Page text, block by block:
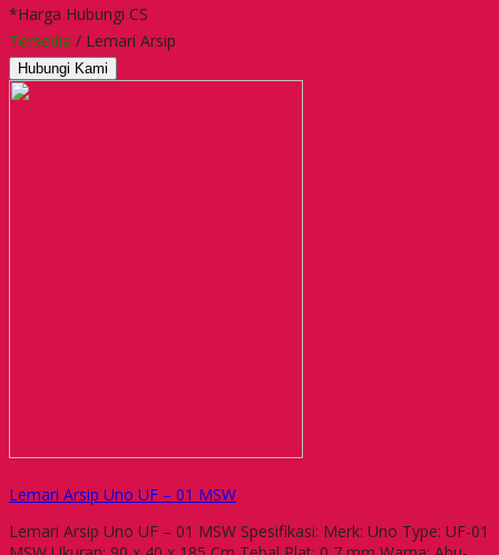
*Harga Hubungi CS
Tersedia / Lemari Arsip
Hubungi Kami
Lemari Arsip Uno UF – 01 MSW
Lemari Arsip Uno UF – 01 MSW Spesifikasi: Merk: Uno Type: UF-01